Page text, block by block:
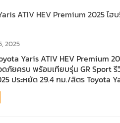
ATIV HEV Premium 2025 ไ
2025
Yaris ATIV HEV Premium
ภัยครบ พร้อมเทียบรุ่น GR Sport รี
ประหยัด 29.4 กม./ลิตร Toyota